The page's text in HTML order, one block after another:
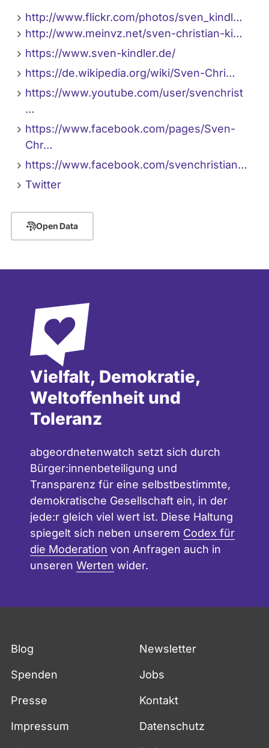
http://www.flickr.com/photos/sven_kindl…
http://www.meinvz.net/sven-christian-ki…
https://www.sven-kindler.de/
https://de.wikipedia.org/wiki/Sven-Chri…
https://www.youtube.com/user/svenchrist
…
https://www.facebook.com/pages/Sven-
Chr…
https://www.facebook.com/svenchristian…
Twitter
Open Data
Vielfalt, Demokratie,
Weltoffenheit und
Toleranz
abgeordnetenwatch setzt sich durch
Bürger:innenbeteiligung und
Transparenz für eine selbstbestimmte,
demokratische Gesellschaft ein, in der
jede:r gleich viel wert ist. Diese Haltung
spiegelt sich neben unserem Codex für
die Moderation von Anfragen auch in
unseren Werten wider.
Blog Newsletter
Spenden Jobs
Presse Kontakt
Impressum Datenschutz